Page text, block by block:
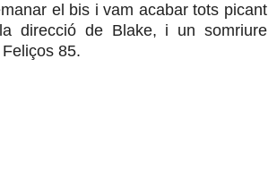
el bis i vam acabar tots picant
direcció de Blake, i un somriure
85.